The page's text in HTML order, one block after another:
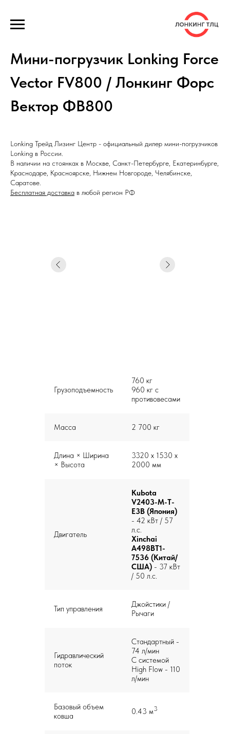
Мини-погрузчик Lonking Force
Vector FV800 / Лонкинг Форс
Вектор ФВ800
Lonking Трейд Лизинг Центр - официальный дилер мини-погрузчиков
Lonking в России.
В наличии на стоянках в Москве, Санкт-Петербурге, Екатеринбурге,
Краснодарe, Красноярске, Нижнем Новгороде, Челябинске,
Саратове.
Бесплатная доставка в любой регион РФ
Грузоподъемность
760 кг
960 кг с
противовесами
Масса 2 700 кг
Длина × Ширина
× Высота
3320 х 1530 х
2000 мм
Двигатель
Kubota
V2403-M-T-
E3B (Япония)
- 42 кВт / 57
л.с.
Xinchai
A498BT1-
7536 (Китай/
США) - 37 кВт
/ 50 л.с.
Тип управления
Джойстики /
Рычаги
Гидравлический
поток
Стандартный -
74 л/мин
С системой
High Flow - 110
л/мин
Базовый объем
ковша
0.43 м3